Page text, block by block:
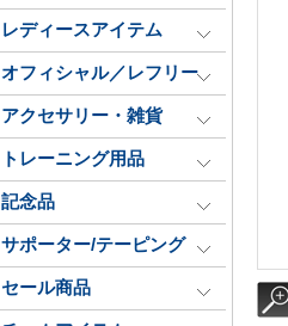
レディースアイテム
オフィシャル／レフリー
アクセサリー・雑貨
トレーニング用品
記念品
サポーター/テーピング
セール商品